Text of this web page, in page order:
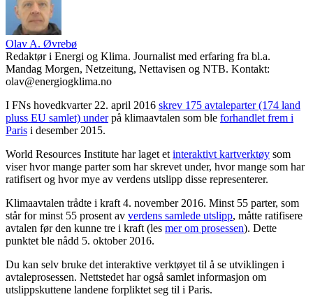
Olav A. Øvrebø
Redaktør i Energi og Klima. Journalist med erfaring fra bl.a.
Mandag Morgen, Netzeitung, Nettavisen og NTB. Kontakt:
olav@energiogklima.no
I FNs hovedkvarter 22. april 2016 skrev 175 avtaleparter (174 land
pluss EU samlet) underpå klimaavtalen som ble forhandlet frem i
Paris i desember 2015.
World Resources Institute har laget et interaktivt kartverktøy som
viser hvor mange parter som har skrevet under, hvor mange som har
ratifisert og hvor mye av verdens utslipp disse representerer.
Klimaavtalen trådte i kraft 4. november 2016. Minst 55 parter, som
står for minst 55 prosent av verdens samlede utslipp, måtte ratifisere
avtalen før den kunne tre i kraft (les mer om prosessen). Dette
punktet ble nådd 5. oktober 2016.
Du kan selv bruke det interaktive verktøyet til å se utviklingen i
avtaleprosessen. Nettstedet har også samlet informasjon om
utslippskuttene landene forpliktet seg til i Paris.